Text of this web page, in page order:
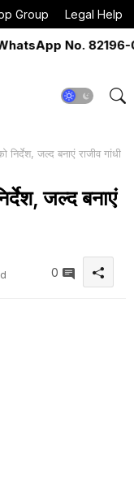
Group Legal Help
No. 82196-
जल्द बनाएं राजीव गांधी
जल्द बनाएं
0